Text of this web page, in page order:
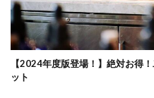
【2024年度版登場！】絶対お得
ット